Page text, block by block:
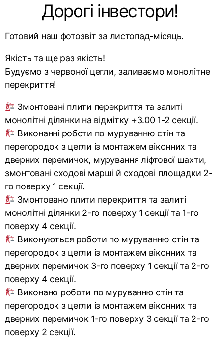
Дорогі інвестори!
Готовий наш фотозвіт за листопад-місяць.
Якість та ще раз якість!
Будуємо з червоної цегли, заливаємо монолітне
перекриття!
Змонтовані плити перекриття та залиті
монолітні ділянки на відмітку +3.00 1-2 секції.
Виконанні роботи по муруванню стін та
перегородок з цегли із монтажем віконних та
дверних перемичок, мурування ліфтової шахти,
змонтовані сходові марші й сходові площадки 2-
го поверху 1 секції.
Змонтовано плити перекриття та залиті
монолітні ділянки 2-го поверху 1 секції та 1-го
поверху 4 секції.
Виконуються роботи по муруванню стін та
перегородок з цегли із монтажем віконних та
дверних перемичок 3-го поверху 1 секції та 2-го
поверху 4 секції.
Виконано роботи по муруванню стін та
перегородок з цегли із монтажем віконних та
дверних перемичок 1-го поверху 3 секції та 2-го
поверху 2 секції.